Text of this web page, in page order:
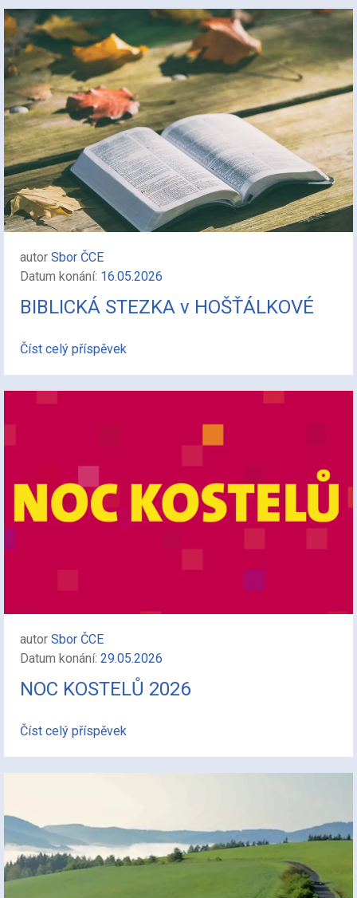
autor Sbor ČCE
Datum konání: 16.05.2026
BIBLICKÁ STEZKA v HOŠŤÁLKOVÉ
Číst celý příspěvek
autor Sbor ČCE
Datum konání: 29.05.2026
NOC KOSTELŮ 2026
Číst celý příspěvek